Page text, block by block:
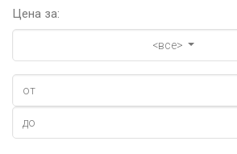
Цена за:
<все>